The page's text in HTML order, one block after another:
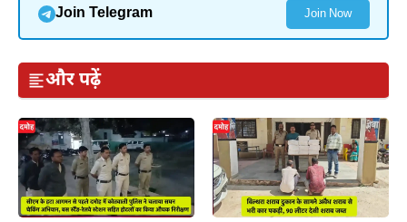
Join Telegram Join Now
और पढ़ें